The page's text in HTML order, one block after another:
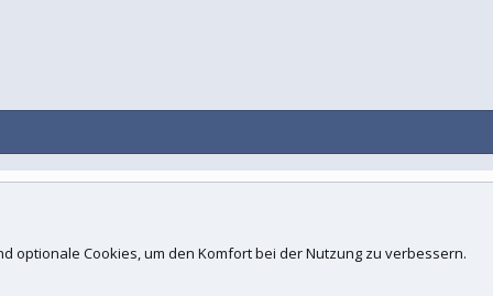
Inc.
optionale Cookies, um den Komfort bei der Nutzung zu verbessern.